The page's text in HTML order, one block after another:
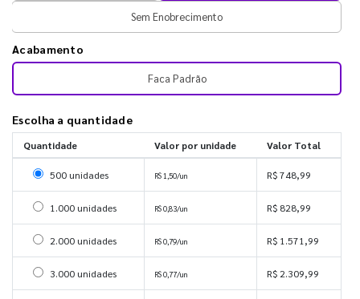
Sem Enobrecimento
Acabamento
Faca Padrão
Escolha a quantidade
Quantidade Valor por unidade Valor Total
Selecionar 500 unidades
500 unidades R$ 1,50/un R$ 748,99
Selecionar 1000 unidades
1.000 unidades R$ 0,83/un R$ 828,99
Selecionar 2000 unidades
2.000 unidades R$ 0,79/un R$ 1.571,99
Selecionar 3000 unidades
3.000 unidades R$ 0,77/un R$ 2.309,99